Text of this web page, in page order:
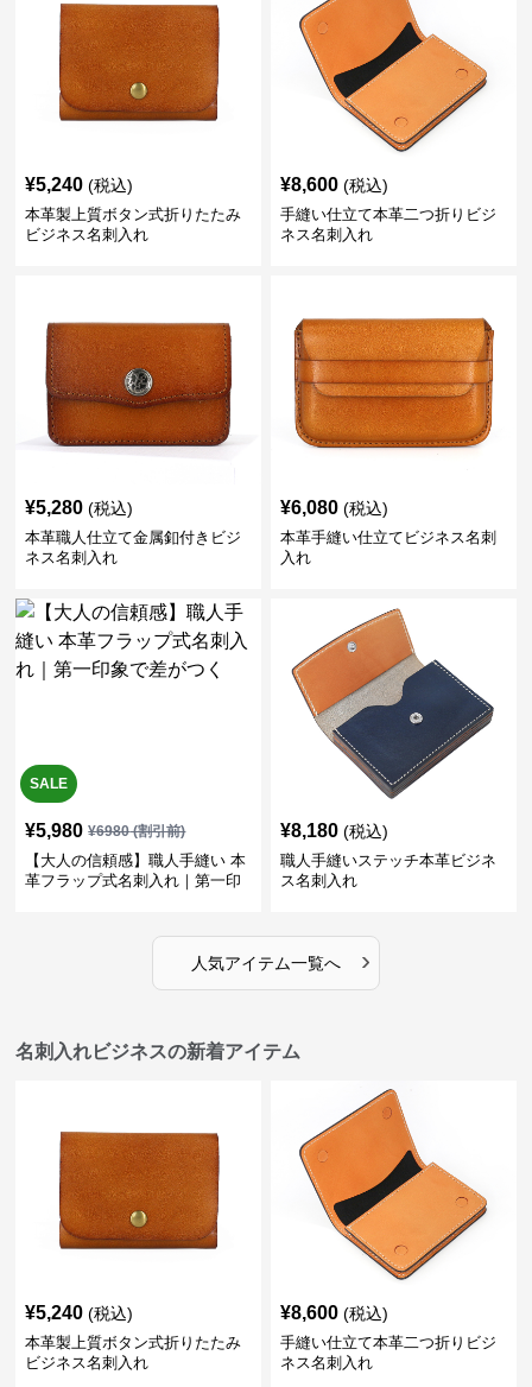
¥5,240 (税込)
本革製上質ボタン式折りたたみ
ビジネス名刺入れ
¥8,600 (税込)
手縫い仕立て本革二つ折りビジ
ネス名刺入れ
¥5,280 (税込)
本革職人仕立て金属釦付きビジ
ネス名刺入れ
¥6,080 (税込)
本革手縫い仕立てビジネス名刺
入れ
SALE
¥5,980 ¥6980(割引前)
【大人の信頼感】職人手縫い 本
革フラップ式名刺入れ｜第一印
¥8,180 (税込)
職人手縫いステッチ本革ビジネ
ス名刺入れ
人気アイテム一覧へ ›
名刺入れビジネスの新着アイテム
¥5,240 (税込)
本革製上質ボタン式折りたたみ
ビジネス名刺入れ
¥8,600 (税込)
手縫い仕立て本革二つ折りビジ
ネス名刺入れ